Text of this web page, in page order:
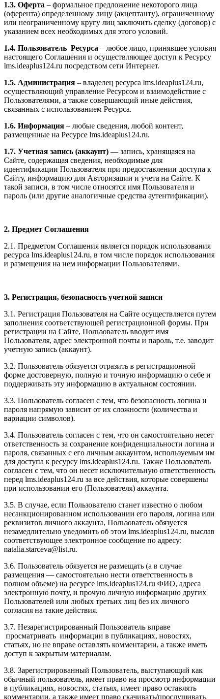
1.3. Оферта – формальное предложение некоторого лица
(оферента) определенному лицу (акцептанту), ограниченному
или неограниченному кругу лиц заключить сделку (договор) с
указанием всех необходимых для этого условий.
1.4. Пользователь Ресурса – любое лицо, принявшее условия
настоящего Соглашения и осуществляющее доступ к Ресурсу
lms.ideaplus124.ru посредством сети Интернет.
1.5. Администрация – владелец ресурса lms.ideaplus124.ru,
осуществляющий управление Ресурсом и взаимодействие с
Пользователями, а также совершающий иные действия,
связанных с использованием Ресурса.
1.6. Информация – любые сведения, любой контент,
размещенные на Ресурсе lms.ideaplus124.ru.
1.7. Учетная запись (аккаунт) — запись, хранящаяся на
Сайте, содержащая сведения, необходимые для
идентификации Пользователя при предоставлении доступа к
Сайту, информацию для Авторизации и учета на Сайте. К
такой записи, в том числе относятся имя Пользователя и
пароль (или другие аналогичные средства аутентификации).
2. Предмет Соглашения
2.1. Предметом Соглашения является порядок использования
ресурса lms.ideaplus124.ru, в том числе порядок использования
и размещения на нем информации Пользователями.
3. Регистрация, безопасность учетной записи
3.1. Регистрация Пользователя на Сайте осуществляется путем
заполнения соответствующей регистрационной формы. При
регистрации на Сайте, Пользователь вводит имя
Пользователя, адрес электронной почты и пароль, т.е. заводит
учетную запись (аккаунт).
3.2. Пользователь обязуется отразить в регистрационной
форме достоверную, полную и точную информацию о себе и
поддерживать эту информацию в актуальном состоянии.
3.3. Пользователь согласен с тем, что безопасность логина и
пароля напрямую зависит от их сложности (количества и
вариации символов).
3.4. Пользователь согласен с тем, что он самостоятельно несет
ответственность за сохранение конфиденциальности логина и
пароля, связанных с его личным аккаунтом, используемым им
для доступа к ресурсу lms.ideaplus124.ru. Также Пользователь
согласен с тем, что он несет исключительную ответственность
перед lms.ideaplus124.ru за все действия, которые совершены
при использовании его (Пользователя) аккаунта.
3.5. В случае, если Пользователю станет известно о любом
несанкционированном использовании его пароля, логина или
реквизитов личного аккаунта, Пользователь обязуется
незамедлительно уведомить об этом lms.ideaplus124.ru, выслав
соответствующее электронное сообщение по адресу:
natalia.starceva@list.ru.
3.6. Пользователь обязуется не размещать (а в случае
размещения — самостоятельно нести ответственность в
полном объеме) на ресурсе lms.ideaplus124.ru ФИО, адреса
электронную почту, и прочую личную информацию других
Пользователей или любых третьих лиц без их личного
согласия на такие действия.
3.7. Незарегистрированный Пользователь вправе
просматривать информации в публикациях, новостях,
статьях, но не вправе оставлять комментарии, а также иметь
доступ к закрытым материалам.
3.8. Зарегистрированный Пользователь, выступающий как
обычный пользователь, имеет право на просмотр информации
в публикациях, новостях, статьях, имеет право оставлять
комментарии, а также имеет право скачивать/прослушивать